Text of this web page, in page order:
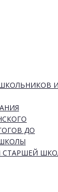
ДО
СТАРШЕЙ